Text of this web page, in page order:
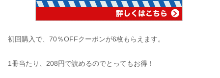
初回購入で、70％OFFクーポンが6枚もらえます。
1冊当たり、208円で読めるのでとってもお得！